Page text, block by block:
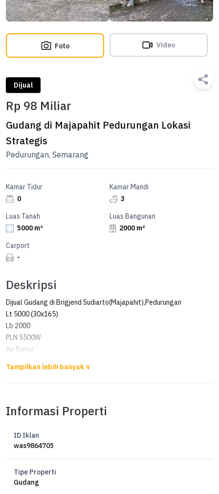
Foto Video
Dijual
Rp 98 Miliar
Gudang di Majapahit Pedurungan Lokasi
Strategis
Pedurungan, Semarang
Kamar Tidur
0
Kamar Mandi
3
Luas Tanah
5000 m²
Luas Bangunan
2000 m²
Carport
-
Deskripsi
Dijual Gudang di Brigjend Sudiarto(Majapahit),Pedurungan
Lt 5000 (30x165)
Lb 2000
PLN 5500W
Air Sumur
Hadap Utara
Informasi Properti
ID Iklan
was9864705
Tipe Properti
Gudang